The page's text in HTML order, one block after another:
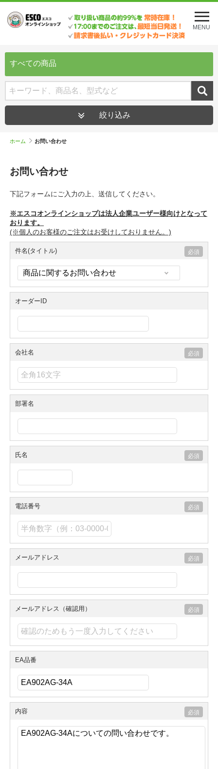
メ
ニ
ュ
を
MENU
すべての商品
絞り込み
ホーム お問い合わせ
お問い合わせ
下記フォームにご入力の上、送信してください。
※エスコオンラインショップは法人企業ユーザー様向けとなって
おります。
(※個人のお客様のご注文はお受けしておりません。)
件名(タイトル)
オーダーID
会社名
部署名
氏名
電話番号
メールアドレス
メールアドレス（確認用）
EA品番
内容